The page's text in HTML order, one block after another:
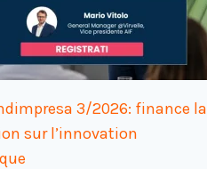
3/2026: finance la
sur l’innovation